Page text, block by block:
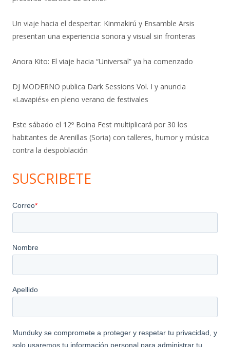
Un viaje hacia el despertar: Kinmakirú y Ensamble Arsis
presentan una experiencia sonora y visual sin fronteras
Anora Kito: El viaje hacia “Universal” ya ha comenzado
DJ MODERNO publica Dark Sessions Vol. I y anuncia
«Lavapiés» en pleno verano de festivales
Este sábado el 12º Boina Fest multiplicará por 30 los
habitantes de Arenillas (Soria) con talleres, humor y música
contra la despoblación
SUSCRIBETE